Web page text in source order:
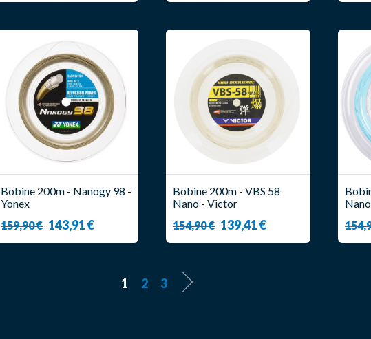
Bobine 200m - Nanogy 98 -
Yonex
159,90 € 143,91 €
Bobine 200m - VBS 58
Nano - Victor
154,90 € 139,41 €
1 2 3